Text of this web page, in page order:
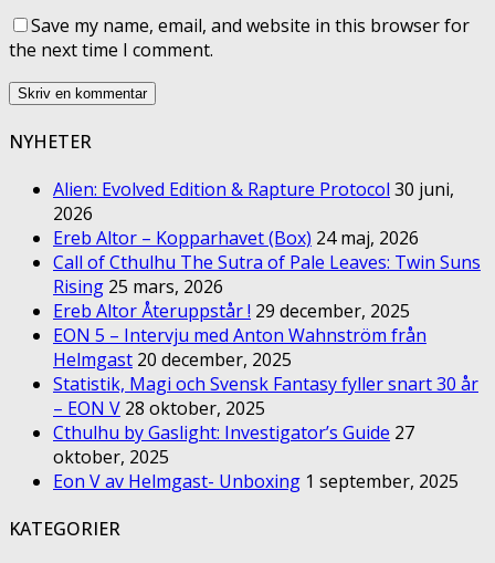
Save my name, email, and website in this browser for
the next time I comment.
NYHETER
Alien: Evolved Edition & Rapture Protocol 30 juni,
2026
Ereb Altor – Kopparhavet (Box) 24 maj, 2026
Call of Cthulhu The Sutra of Pale Leaves: Twin Suns
Rising 25 mars, 2026
Ereb Altor Återuppstår ! 29 december, 2025
EON 5 – Intervju med Anton Wahnström från
Helmgast 20 december, 2025
Statistik, Magi och Svensk Fantasy fyller snart 30 år
– EON V 28 oktober, 2025
Cthulhu by Gaslight: Investigator’s Guide 27
oktober, 2025
Eon V av Helmgast- Unboxing 1 september, 2025
KATEGORIER